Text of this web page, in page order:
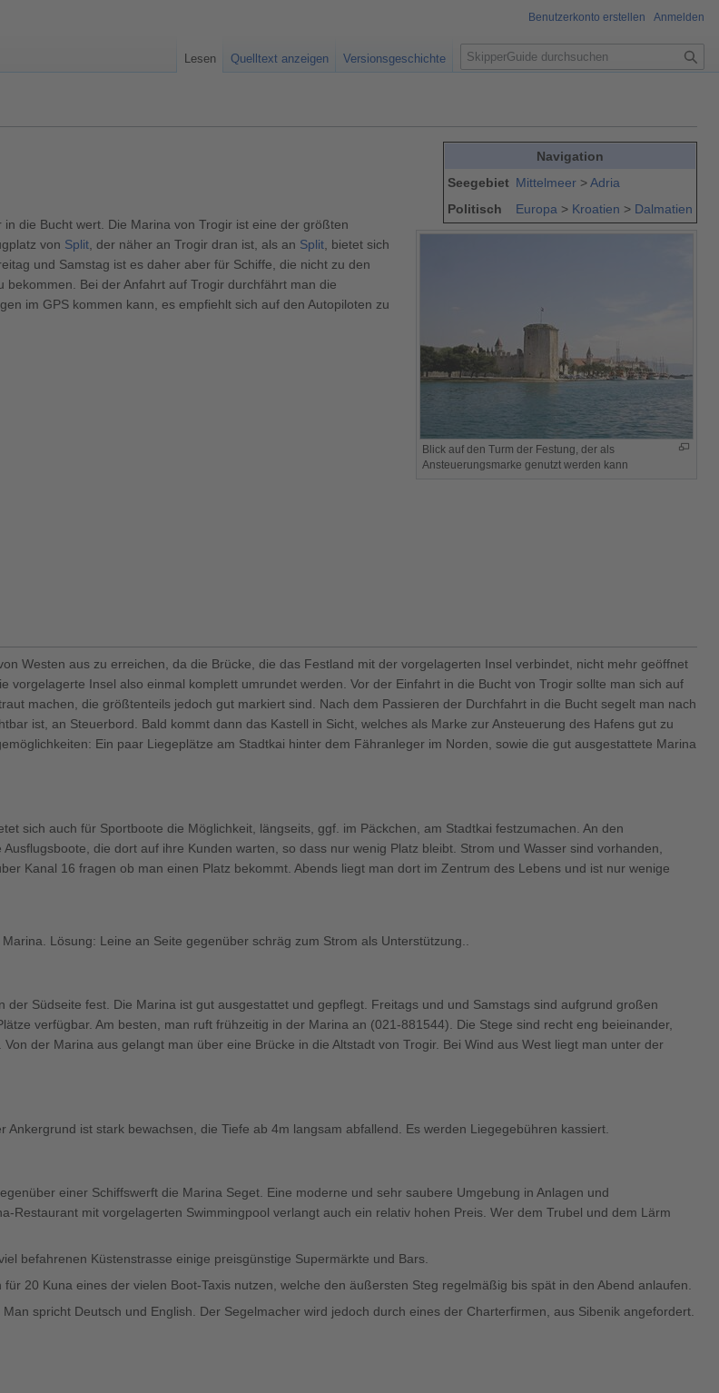
Navigation
Seegebiet Mittelmeer >Adria
Politisch
Europa > Kroatien > Dalmatien
Blick auf den Turm der Festung, der als
Ansteuerungsmarke genutzt werden kann
die Bucht wert. Die Marina von Trogir ist eine der größten
von Split, der näher an Trogir dran ist, als an Split, bietet sich
und Samstag ist es daher aber für Schiffe, die nicht zu den
Bei der Anfahrt auf Trogir durchfährt man die
im GPS kommen kann, es empfiehlt sich auf den Autopiloten zu
Westen aus zu erreichen, da die Brücke, die das Festland mit der vorgelagerten Insel verbindet, nicht mehr geöffnet
vorgelagerte Insel also einmal komplett umrundet werden. Vor der Einfahrt in die Bucht von Trogir sollte man sich auf
machen, die größtenteils jedoch gut markiert sind. Nach dem Passieren der Durchfahrt in die Bucht segelt man nach
ist, an Steuerbord. Bald kommt dann das Kastell in Sicht, welches als Marke zur Ansteuerung des Hafens gut zu
Ein paar Liegeplätze am Stadtkai hinter dem Fähranleger im Norden, sowie die gut ausgestattete Marina
sich auch für Sportboote die Möglichkeit, längseits, ggf. im Päckchen, am Stadtkai festzumachen. An den
die dort auf ihre Kunden warten, so dass nur wenig Platz bleibt. Strom und Wasser sind vorhanden,
Kanal 16 fragen ob man einen Platz bekommt. Abends liegt man dort im Zentrum des Lebens und ist nur wenige
Lösung: Leine an Seite gegenüber schräg zum Strom als Unterstützung..
Südseite fest. Die Marina ist gut ausgestattet und gepflegt. Freitags und und Samstags sind aufgrund großen
verfügbar. Am besten, man ruft frühzeitig in der Marina an (021-881544). Die Stege sind recht eng beieinander,
der Marina aus gelangt man über eine Brücke in die Altstadt von Trogir. Bei Wind aus West liegt man unter der
ist stark bewachsen, die Tiefe ab 4m langsam abfallend. Es werden Liegegebühren kassiert.
einer Schiffswerft die Marina Seget. Eine moderne und sehr saubere Umgebung in Anlagen und
Restaurant mit vorgelagerten Swimmingpool verlangt auch ein relativ hohen Preis. Wer dem Trubel und dem Lärm
befahrenen Küstenstrasse einige preisgünstige Supermärkte und Bars.
20 Kuna eines der vielen Boot-Taxis nutzen, welche den äußersten Steg regelmäßig bis spät in den Abend anlaufen.
spricht Deutsch und English. Der Segelmacher wird jedoch durch eines der Charterfirmen, aus Sibenik angefordert.
Benutzerkonto erstellen Anmelden
Lesen Quelltext anzeigen Versionsgeschichte
S
u
e